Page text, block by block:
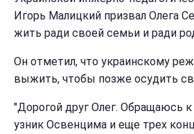
Игорь Малицкий призвал Олега
жить ради своей семьи и ради
Он отметил, что украинскому
выжить, чтобы позже осудить
"Дорогой друг Олег. Обращаюсь
узник Освенцима и еще трех